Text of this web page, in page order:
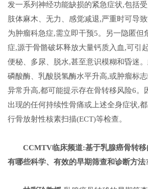
发一系列神经功能缺损的紧急症状,包括
肢体麻木、无力、感觉减退,严重时可导
为肿瘤科急症,需立即干预5。另一隐匿但
症,源于骨骼破坏释放大量钙质入血,可引
便秘、多尿、脱水,甚至意识模糊和昏迷
磷酸酶、乳酸脱氢酶水平升高,或肿瘤标
异常升高,都可能提示存在骨转移风险6。
出现的任何持续性骨痛或上述全身症状,
行骨放射性核素扫描(ECT)等检查。
CCMTV临床频道:基于乳腺癌骨转
有哪些科学、有效的早期筛查和诊断方法